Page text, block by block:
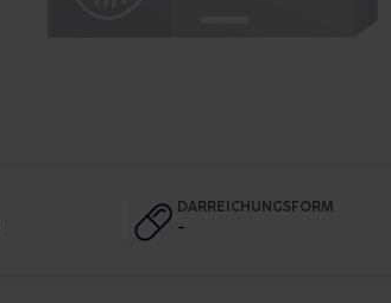
DARREICHUNGSFORM
-